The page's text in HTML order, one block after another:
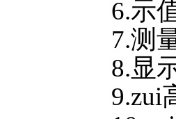
6.示
7.测
8.显
9.zui